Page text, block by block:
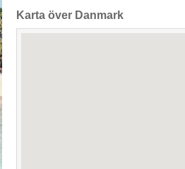
Karta över Danmark